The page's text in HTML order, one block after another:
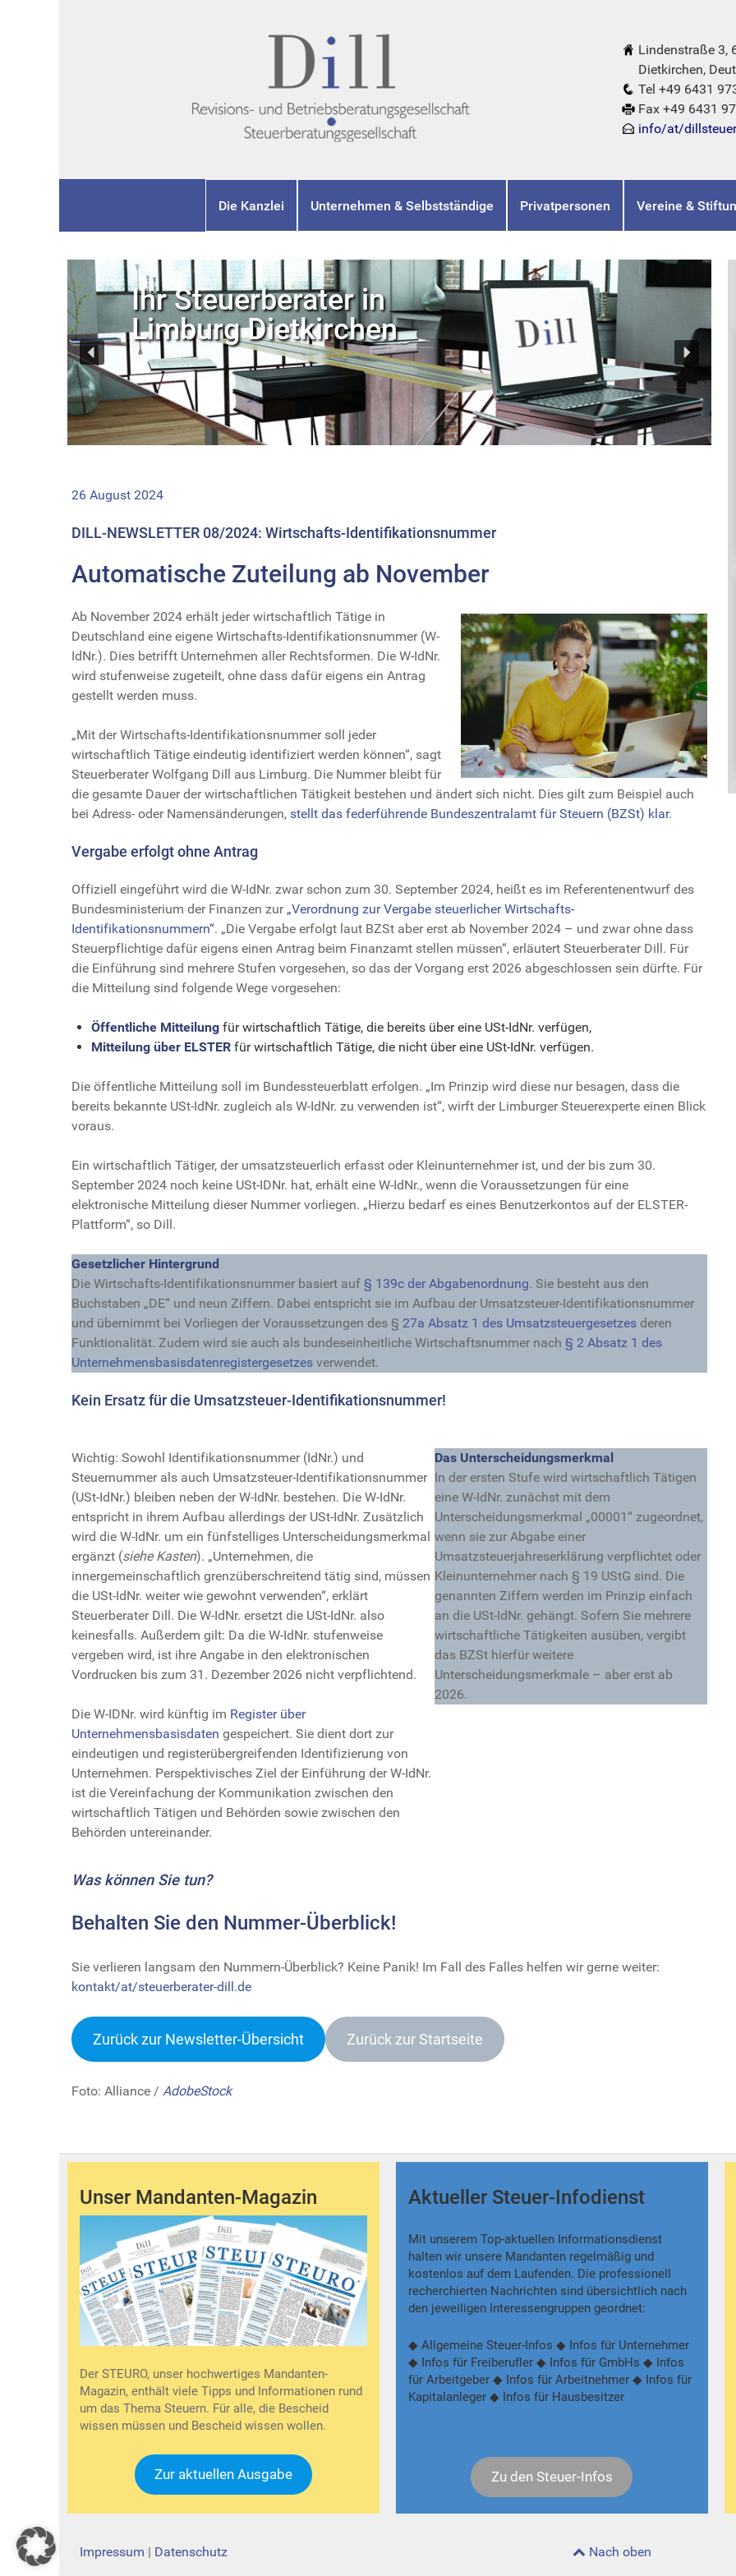
Lindenstraße 3,
Dietkirchen,
Tel +49 6431
Fax +49 6431
info/at/
Die Kanzlei Unternehmen & Selbstständige Privatpersonen Vereine &
Ihr Steuerberater in
Limburg Dietkirchen
26 August 2024
DILL-NEWSLETTER 08/2024: Wirtschafts-Identifikationsnummer
Automatische Zuteilung ab November
Ab November 2024 erhält jeder wirtschaftlich Tätige in
Deutschland eine eigene Wirtschafts-Identifikationsnummer (W-
IdNr.). Dies betrifft Unternehmen aller Rechtsformen. Die W-IdNr.
wird stufenweise zugeteilt, ohne dass dafür eigens ein Antrag
gestellt werden muss.
„Mit der Wirtschafts-Identifikationsnummer soll jeder
wirtschaftlich Tätige eindeutig identifiziert werden können“, sagt
Steuerberater Wolfgang Dill aus Limburg. Die Nummer bleibt für
die gesamte Dauer der wirtschaftlichen Tätigkeit bestehen und ändert sich nicht. Dies gilt zum Beispiel auch
bei Adress- oder Namensänderungen, stellt das federführende Bundeszentralamt für Steuern (BZSt) klar.
Vergabe erfolgt ohne Antrag
Offiziell eingeführt wird die W-IdNr. zwar schon zum 30. September 2024, heißt es im Referentenentwurf des
Bundesministerium der Finanzen zur „Verordnung zur Vergabe steuerlicher Wirtschafts-
Identifikationsnummern“. „Die Vergabe erfolgt laut BZSt aber erst ab November 2024 – und zwar ohne dass
Steuerpflichtige dafür eigens einen Antrag beim Finanzamt stellen müssen“, erläutert Steuerberater Dill. Für
die Einführung sind mehrere Stufen vorgesehen, so das der Vorgang erst 2026 abgeschlossen sein dürfte. Für
die Mitteilung sind folgende Wege vorgesehen:
Öffentliche Mitteilung für wirtschaftlich Tätige, die bereits über eine USt-IdNr. verfügen,
Mitteilung über ELSTER für wirtschaftlich Tätige, die nicht über eine USt-IdNr. verfügen.
Die öffentliche Mitteilung soll im Bundessteuerblatt erfolgen. „Im Prinzip wird diese nur besagen, dass die
bereits bekannte USt-IdNr. zugleich als W-IdNr. zu verwenden ist“, wirft der Limburger Steuerexperte einen Blick
voraus.
Ein wirtschaftlich Tätiger, der umsatzsteuerlich erfasst oder Kleinunternehmer ist, und der bis zum 30.
September 2024 noch keine USt-IDNr. hat, erhält eine W-IdNr., wenn die Voraussetzungen für eine
elektronische Mitteilung dieser Nummer vorliegen. „Hierzu bedarf es eines Benutzerkontos auf der ELSTER-
Plattform“, so Dill.
Gesetzlicher Hintergrund
Die Wirtschafts-Identifikationsnummer basiert auf § 139c der Abgabenordnung. Sie besteht aus den
Buchstaben „DE“ und neun Ziffern. Dabei entspricht sie im Aufbau der Umsatzsteuer-Identifikationsnummer
und übernimmt bei Vorliegen der Voraussetzungen des § 27a Absatz 1 des Umsatzsteuergesetzes deren
Funktionalität. Zudem wird sie auch als bundeseinheitliche Wirtschaftsnummer nach § 2 Absatz 1 des
Unternehmensbasisdatenregistergesetzes verwendet.
Kein Ersatz für die Umsatzsteuer-Identifikationsnummer!
Wichtig: Sowohl Identifikationsnummer (IdNr.) und
Steuernummer als auch Umsatzsteuer-Identifikationsnummer
(USt-IdNr.) bleiben neben der W-IdNr. bestehen. Die W-IdNr.
entspricht in ihrem Aufbau allerdings der USt-IdNr. Zusätzlich
wird die W-IdNr. um ein fünfstelliges Unterscheidungsmerkmal
ergänzt (siehe Kasten). „Unternehmen, die
innergemeinschaftlich grenzüberschreitend tätig sind, müssen
die USt-IdNr. weiter wie gewohnt verwenden“, erklärt
Steuerberater Dill. Die W-IdNr. ersetzt die USt-IdNr. also
keinesfalls. Außerdem gilt: Da die W-IdNr. stufenweise
vergeben wird, ist ihre Angabe in den elektronischen
Vordrucken bis zum 31. Dezember 2026 nicht verpflichtend.
Die W-IDNr. wird künftig im Register über
Unternehmensbasisdaten gespeichert. Sie dient dort zur
eindeutigen und registerübergreifenden Identifizierung von
Unternehmen. Perspektivisches Ziel der Einführung der W-IdNr.
ist die Vereinfachung der Kommunikation zwischen den
wirtschaftlich Tätigen und Behörden sowie zwischen den
Behörden untereinander.
Das Unterscheidungsmerkmal
In der ersten Stufe wird wirtschaftlich Tätigen
eine W-IdNr. zunächst mit dem
Unterscheidungsmerkmal „00001“ zugeordnet,
wenn sie zur Abgabe einer
Umsatzsteuerjahreserklärung verpflichtet oder
Kleinunternehmer nach § 19 UStG sind. Die
genannten Ziffern werden im Prinzip einfach
an die USt-IdNr. gehängt. Sofern Sie mehrere
wirtschaftliche Tätigkeiten ausüben, vergibt
das BZSt hierfür weitere
Unterscheidungsmerkmale – aber erst ab
2026.
Was können Sie tun?
Behalten Sie den Nummer-Überblick!
Sie verlieren langsam den Nummern-Überblick? Keine Panik! Im Fall des Falles helfen wir gerne weiter:
kontakt/at/steuerberater-dill.de
Zurück zur Newsletter-Übersicht Zurück zur Startseite
Foto: Alliance / AdobeStock
Unser Mandanten-Magazin
Der STEURO, unser hochwertiges Mandanten-
Magazin, enthält viele Tipps und Informationen rund
um das Thema Steuern. Für alle, die Bescheid
wissen müssen und Bescheid wissen wollen.
Zur aktuellen Ausgabe
Aktueller Steuer-Infodienst
Mit unserem Top-aktuellen Informationsdienst
halten wir unsere Mandanten regelmäßig und
kostenlos auf dem Laufenden. Die professionell
recherchierten Nachrichten sind übersichtlich nach
den jeweiligen Interessengruppen geordnet:
◆ Allgemeine Steuer-Infos ◆ Infos für Unternehmer
◆ Infos für Freiberufler ◆ Infos für GmbHs ◆ Infos
für Arbeitgeber ◆ Infos für Arbeitnehmer ◆ Infos für
Kapitalanleger ◆ Infos für Hausbesitzer
Zu den Steuer-Infos
Impressum | Datenschutz Nach oben